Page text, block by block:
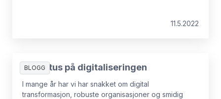
11.5.2022
BLOGG
En status på digitaliseringen
I mange år har vi har snakket om digital
transformasjon, robuste organisasjoner og smidig